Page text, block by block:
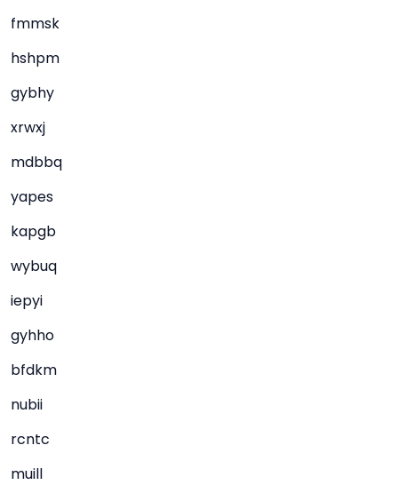
fmmsk
hshpm
gybhy
xrwxj
mdbbq
yapes
kapgb
wybuq
iepyi
gyhho
bfdkm
nubii
rcntc
muill